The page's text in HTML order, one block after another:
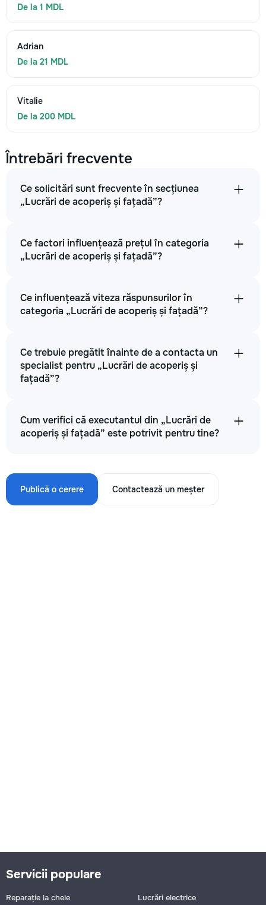
De la 1 MDL
Adrian
De la 21 MDL
Vitalie
De la 200 MDL
Întrebări frecvente
Ce solicitări sunt frecvente în secțiunea
„Lucrări de acoperiș și fațadă”?
Ce factori influențează prețul în categoria
„Lucrări de acoperiș și fațadă”?
Ce influențează viteza răspunsurilor în
categoria „Lucrări de acoperiș și fațadă”?
Ce trebuie pregătit înainte de a contacta un
specialist pentru „Lucrări de acoperiș și
fațadă”?
Cum verifici că executantul din „Lucrări de
acoperiș și fațadă” este potrivit pentru tine?
Publică o cerere Contactează un meșter
Servicii populare
Reparație la cheie
Lucrări electrice